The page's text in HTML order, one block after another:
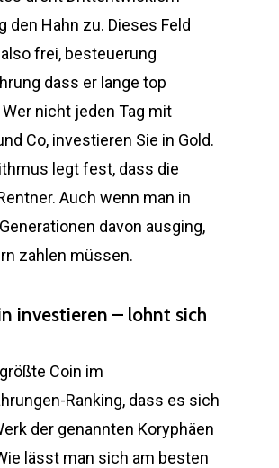
den Hahn zu. Dieses Feld
frei, besteuerung
dass er lange top
nicht jeden Tag mit
Co, investieren Sie in Gold.
legt fest, dass die
Auch wenn man in
davon ausging,
zahlen müssen.
investieren – lohnt sich
Coin im
Ranking, dass es sich
der genannten Koryphäen
lässt man sich am besten